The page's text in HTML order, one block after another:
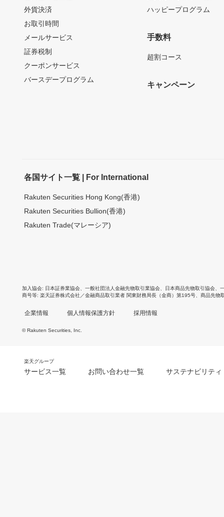
外貨決済
お取引時間
メールサービス
証券税制
クーポンサービス
バースデープログラム
ハッピープログラム
手数料
超割コース
キャンペーン
各国サイト一覧 | For International
Rakuten Securities Hong Kong(香港)
Rakuten Securities Bullion(香港)
Rakuten Trade(マレーシア)
加入協会 日本証券業協会 一般社団法人金融先物取引業協会 日本商品先物取引協会
商号等 楽天証券株式会社／金融商品取引業者 関東財務局長（金商）第195号、商品先物
企業情報 個人情報保護方針 採用情報
© Rakuten Securities, Inc.
楽天グループ
サービス一覧 お問い合わせ一覧 サステナビリティ